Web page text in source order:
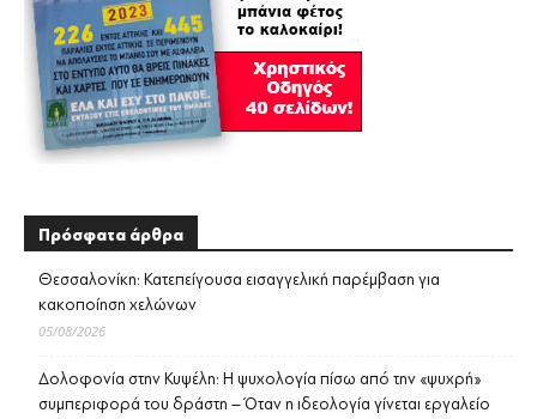
Πρόσφατα άρθρα
Θεσσαλονίκη: Κατεπείγουσα εισαγγελική παρέμβαση για
κακοποίηση χελώνων
05/08/2026
Δολοφονία στην Κυψέλη: Η ψυχολογία πίσω από την «ψυχρή»
συμπεριφορά του δράστη – Όταν η ιδεολογία γίνεται εργαλείο